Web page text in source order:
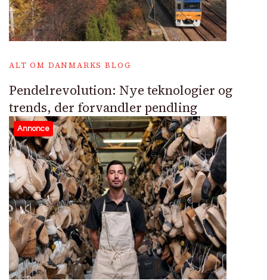
ALT OM DANMARKS BLOG
Pendelrevolution: Nye teknologier og
trends, der forvandler pendling
Annonce